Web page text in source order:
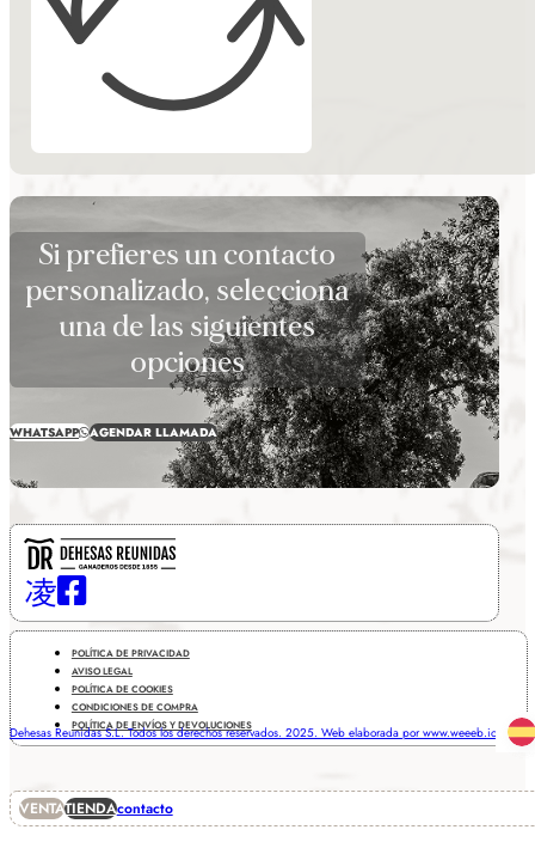
VENTATIENDAcontacto
Si prefieres un contacto
personalizado, selecciona
una de las siguientes
opciones
WHATSAPP AGENDAR LLAMADA
POLÍTICA DE PRIVACIDAD
AVISO LEGAL
POLÍTICA DE COOKIES
CONDICIONES DE COMPRA
POLÍTICA DE ENVÍOS Y DEVOLUCIONES
Dehesas Reunidas S.L. Todos los derechos reservados. 2025. Web elaborada por www.weeeb.io